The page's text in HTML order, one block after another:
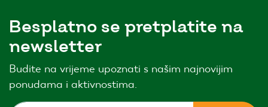
Besplatno se pretplatite na
newsletter
Budite na vrijeme upoznati s našim najnovijim
ponudama i aktivnostima.